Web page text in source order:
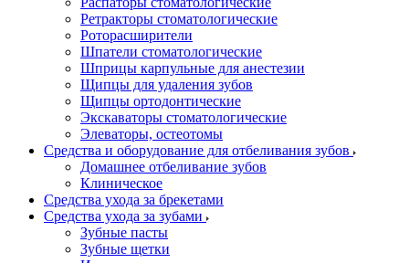
Ретракторы стоматологические
Роторасширители
Шпатели стоматологические
Шприцы карпульные для анестезии
Щипцы для удаления зубов
Щипцы ортодонтические
Экскаваторы стоматологические
Элеваторы, остеотомы
Средства и оборудование для отбеливания зубов
Домашнее отбеливание зубов
Клиническое
Средства ухода за брекетами
Средства ухода за зубами
Зубные пасты
Зубные щетки